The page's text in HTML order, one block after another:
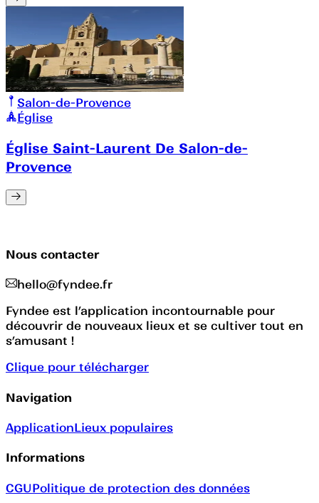
Salon-de-Provence
Église
Église Saint-Laurent De Salon-de-
Provence
Nous contacter
hello@fyndee.fr
Fyndee est l’application incontournable pour
découvrir de nouveaux lieux et se cultiver tout en
s’amusant !
Clique pour télécharger
Navigation
ApplicationLieux populaires
Informations
CGUPolitique de protection des données